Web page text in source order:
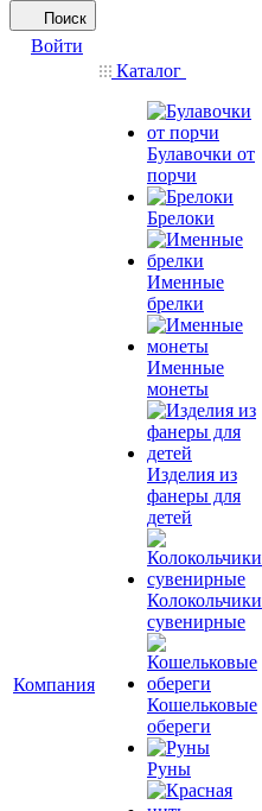
Поиск
Войти
Компания
Каталог
Булавочки от
порчи
Брелоки
Именные
брелки
Именные
монеты
Изделия из
фанеры для
детей
Колокольчики
сувенирные
Кошельковые
обереги
Руны